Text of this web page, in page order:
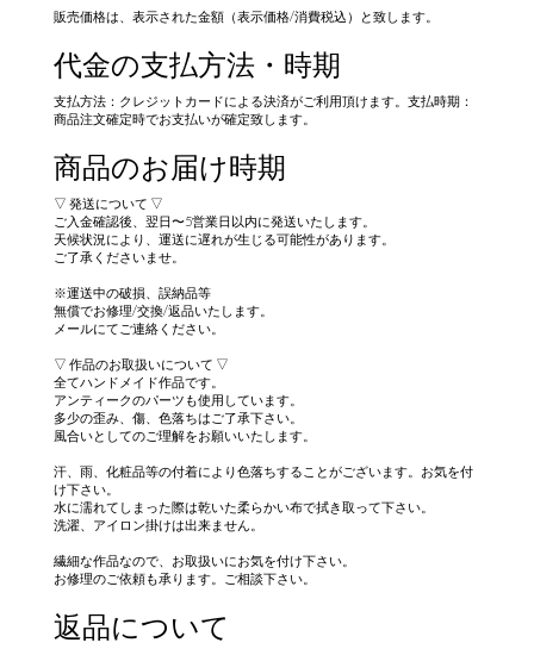
販売価格は、表示された金額（表示価格/消費税込）と致します。
代金の支払方法・時期
支払方法：クレジットカードによる決済がご利用頂けます。支払時期：
商品注文確定時でお支払いが確定致します。
商品のお届け時期
▽ 発送について ▽
ご入金確認後、翌日〜5営業日以内に発送いたします。
天候状況により、運送に遅れが生じる可能性があります。
ご了承くださいませ。
※運送中の破損、誤納品等
無償でお修理/交換/返品いたします。
メールにてご連絡ください。
▽ 作品のお取扱いについて ▽
全てハンドメイド作品です。
アンティークのパーツも使用しています。
多少の歪み、傷、色落ちはご了承下さい。
風合いとしてのご理解をお願いいたします。
汗、雨、化粧品等の付着により色落ちすることがございます。お気を付
け下さい。
水に濡れてしまった際は乾いた柔らかい布で拭き取って下さい。
洗濯、アイロン掛けは出来ません。
繊細な作品なので、お取扱いにお気を付け下さい。
お修理のご依頼も承ります。ご相談下さい。
返品について